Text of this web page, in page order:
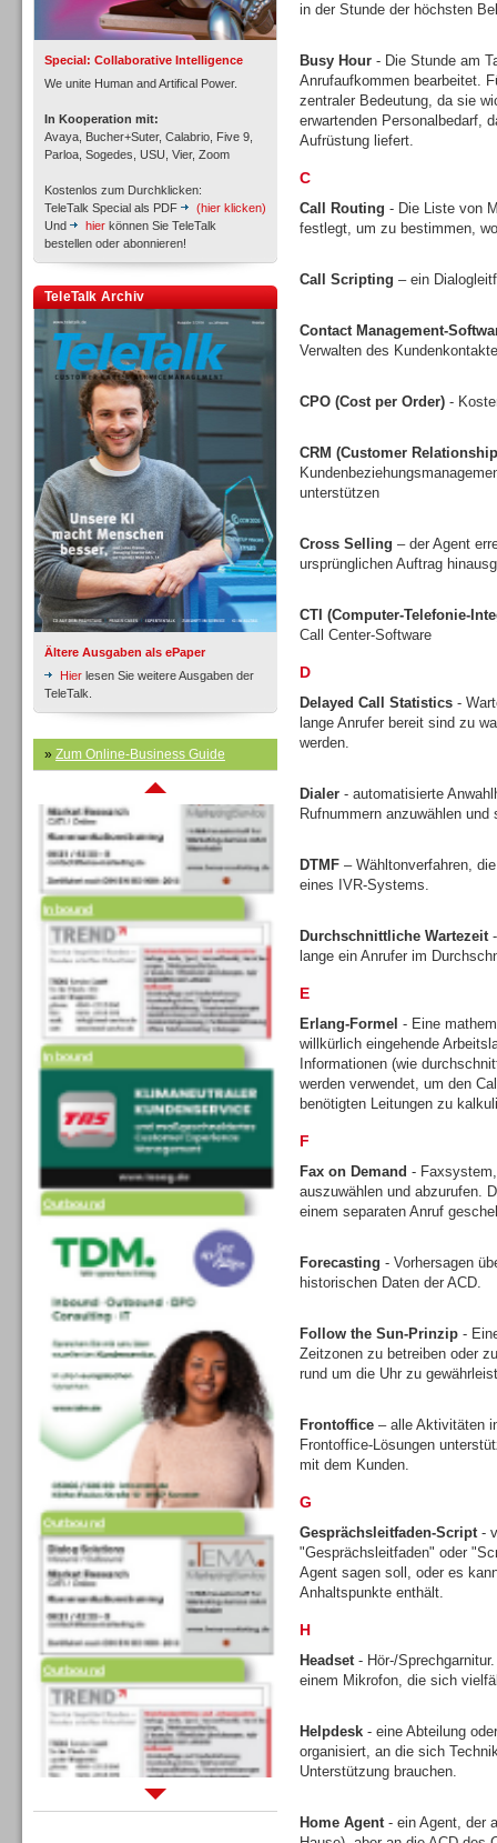
Special: Collaborative Intelligence
We unite Human and Artifical Power.
In Kooperation mit:
Avaya, Bucher+Suter, Calabrio, Five 9,
Parloa, Sogedes, USU, Vier, Zoom
Kostenlos zum Durchklicken:
TeleTalk Special als PDF
(hier klicken)
Und
hier können Sie TeleTalk
bestellen oder abonnieren!
TeleTalk Archiv
Ältere Ausgaben als ePaper
Hier lesen Sie weitere Ausgaben der
TeleTalk.
» Zum Online-Business Guide
Inbound
Inbound
Inbound
Inbound
Inbound
Outbound
Outbound
Outbound
Sprachdialogsysteme u. Ki/
in der Stunde der höchsten
Busy Hour - Die Stunde am
Anrufaufkommen bearbeitet.
zentraler Bedeutung, da sie
erwartenden Personalbedarf,
Aufrüstung liefert.
C
Call Routing - Die Liste von
festlegt, um zu bestimmen,
Call Scripting – ein
Contact Management-
Verwalten des
CPO (Cost per Order) -
CRM (Customer
unterstützen
Cross Selling – der Agent
ursprünglichen Auftrag
CTI (Computer-Telefonie-
Call Center-Software
D
Delayed Call Statistics -
lange Anrufer bereit sind zu
werden.
Dialer - automatisierte
Rufnummern anzuwählen
DTMF – Wähltonverfahren,
eines IVR-Systems.
Durchschnittliche Wartezeit-
lange ein Anrufer im
E
Erlang-Formel - Eine
willkürlich eingehende
Informationen (wie
werden verwendet, um den
benötigten Leitungen zu
F
Fax on Demand -
auszuwählen und abzurufen.
einem separaten Anruf
Forecasting - Vorhersagen
historischen Daten der ACD.
Follow the Sun-Prinzip -
Zeitzonen zu betreiben oder
rund um die Uhr zu
Frontoffice – alle Aktivitäten
Frontoffice-Lösungen
mit dem Kunden.
G
Gesprächsleitfaden-Script-
"Gesprächsleitfaden" oder
Agent sagen soll, oder es
Anhaltspunkte enthält.
H
Headset- Hör-/
einem Mikrofon, die sich
Helpdesk - eine Abteilung
organisiert, an die sich
Unterstützung brauchen.
Home Agent- ein Agent, der